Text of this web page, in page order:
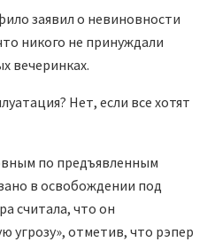
заявил о невиновности
никого не принуждали
вечеринках.
Нет, если все хотят
по предъявленным
в освобождении под
считала, что он
угрозу», отметив, что рэпер